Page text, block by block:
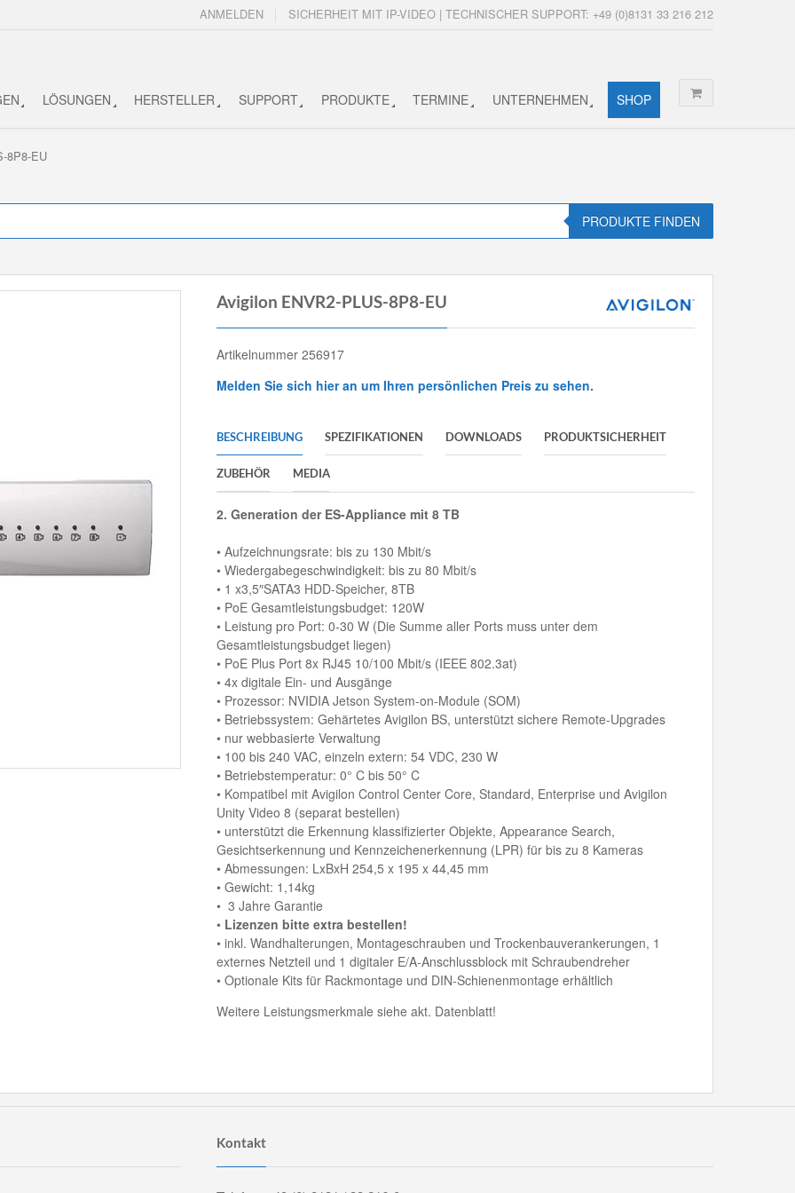
SICHERHEIT MIT IP-VIDEO | TECHNISCHER SUPPORT: +49 (0)8131 33 216 212
ANMELDEN
LÖSUNGEN HERSTELLER SUPPORT PRODUKTE TERMINE UNTERNEHMEN SHOP
8P8-EU
PRODUKTE FINDEN
Avigilon ENVR2-PLUS-8P8-EU
Artikelnummer 256917
Melden Sie sich hier an um Ihren persönlichen Preis zu sehen.
BESCHREIBUNG SPEZIFIKATIONEN DOWNLOADS PRODUKTSICHERHEIT
ZUBEHÖR MEDIA
2. Generation der ES-Appliance mit 8 TB
• Aufzeichnungsrate: bis zu 130 Mbit/s
• Wiedergabegeschwindigkeit: bis zu 80 Mbit/s
• 1 x3,5″SATA3 HDD-Speicher, 8TB
• PoE Gesamtleistungsbudget: 120W
• Leistung pro Port: 0-30 W (Die Summe aller Ports muss unter dem
Gesamtleistungsbudget liegen)
• PoE Plus Port 8x RJ45 10/100 Mbit/s (IEEE 802.3at)
• 4x digitale Ein- und Ausgänge
• Prozessor: NVIDIA Jetson System-on-Module (SOM)
• Betriebssystem: Gehärtetes Avigilon BS, unterstützt sichere Remote-Upgrades
• nur webbasierte Verwaltung
• 100 bis 240 VAC, einzeln extern: 54 VDC, 230 W
• Betriebstemperatur: 0° C bis 50° C
• Kompatibel mit Avigilon Control Center Core, Standard, Enterprise und Avigilon
Unity Video 8 (separat bestellen)
• unterstützt die Erkennung klassifizierter Objekte, Appearance Search,
Gesichtserkennung und Kennzeichenerkennung (LPR) für bis zu 8 Kameras
• Abmessungen: LxBxH 254,5 x 195 x 44,45 mm
• Gewicht: 1,14kg
• 3 Jahre Garantie
• Lizenzen bitte extra bestellen!
• inkl. Wandhalterungen, Montageschrauben und Trockenbauverankerungen, 1
externes Netzteil und 1 digitaler E/A-Anschlussblock mit Schraubendreher
• Optionale Kits für Rackmontage und DIN-Schienenmontage erhältlich
Weitere Leistungsmerkmale siehe akt. Datenblatt!
Kontakt